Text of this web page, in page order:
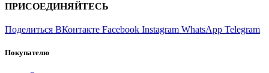
ПРИСОЕДИНЯЙТЕСЬ
Поделиться ВКонтакте Facebook Instagram WhatsApp Telegram
Покупателю